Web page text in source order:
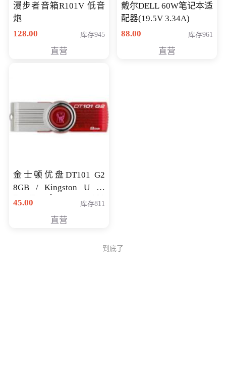
漫步者音箱R101V 低音
炮
128.00
库存945
直营
戴尔DELL 60W笔记本适
配器(19.5V 3.34A)
88.00
库存961
直营
金士顿优盘DT101 G2
8GB / Kingston U 盘
DataTraveler 101
Generati
45.00 库存811
直营
到底了